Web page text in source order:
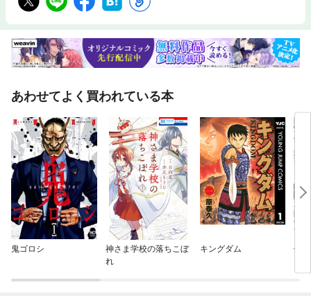
あわせてよく買われている本
鬼ゴロシ
神さま学校の落ちこぼ
れ
キングダム 仁